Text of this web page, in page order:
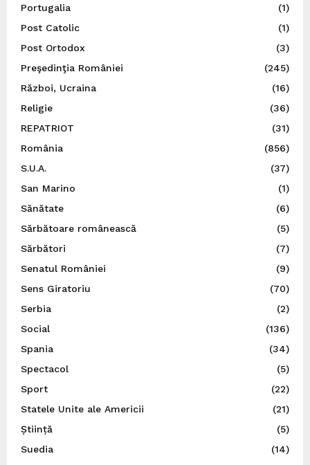
Portugalia
(1)
Post Catolic
(1)
Post Ortodox
(3)
Preşedinţia României
(245)
Război, Ucraina
(16)
Religie
(36)
REPATRIOT
(31)
România
(856)
S.U.A.
(37)
San Marino
(1)
Sănătate
(6)
Sărbătoare românească
(5)
Sărbători
(7)
Senatul României
(9)
Sens Giratoriu
(70)
Serbia
(2)
Social
(136)
Spania
(34)
Spectacol
(5)
Sport
(22)
Statele Unite ale Americii
(21)
Știință
(5)
Suedia
(14)